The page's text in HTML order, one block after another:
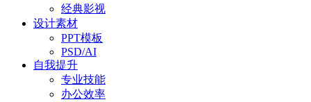
经典影视
设计素材
PPT模板
PSD/AI
自我提升
专业技能
办公效率